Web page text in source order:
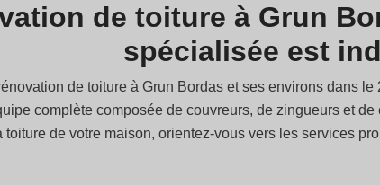
de toiture à Grun
spécialisée est
de toiture à Grun Bordas et ses environs dans
complète composée de couvreurs, de zingueurs et
de votre maison, orientez-vous vers les services